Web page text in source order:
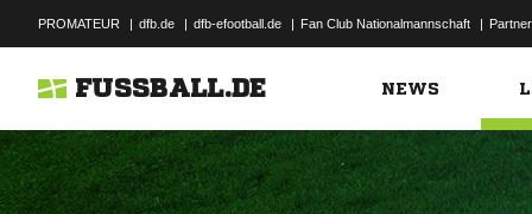
PROMATEUR | dfb.de | dfb-efootball.de | Fan Club Nationalmannschaft | Partner
FUSSBALL.DE NEWS